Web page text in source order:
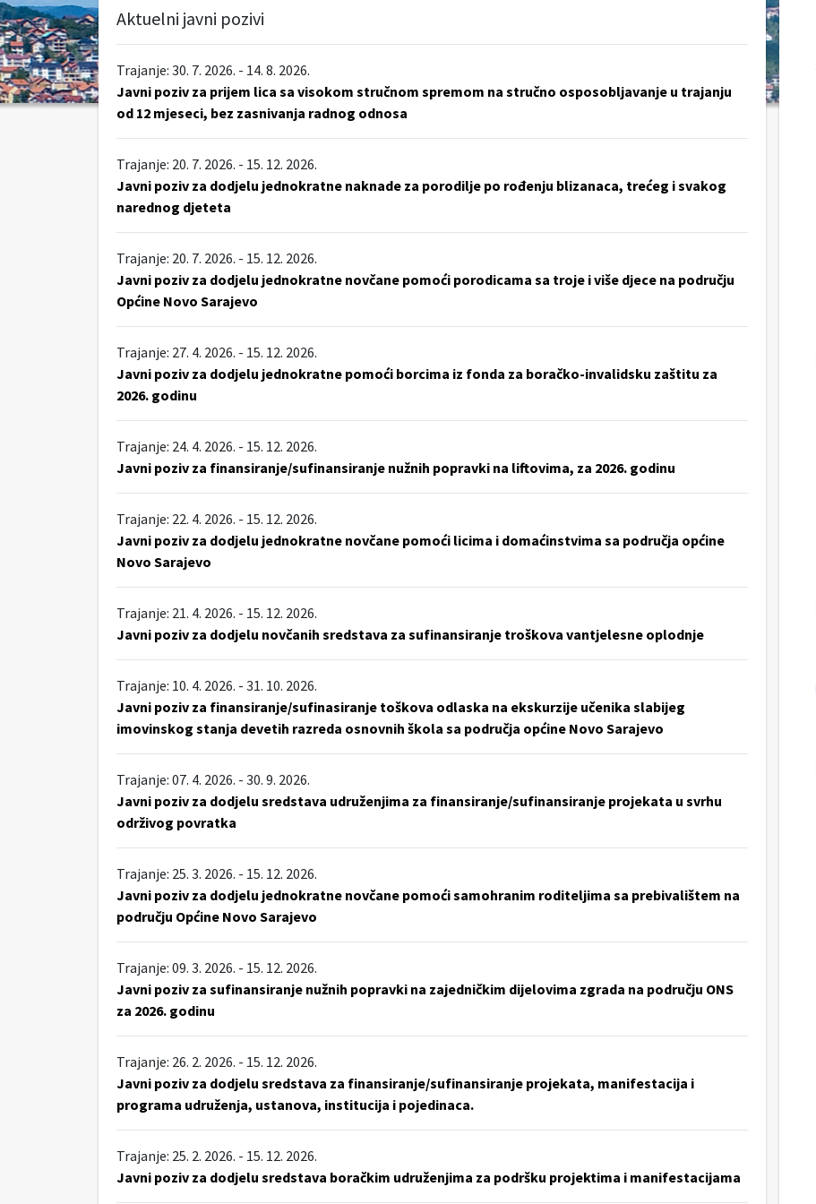
Aktuelni javni pozivi
Trajanje: 30. 7. 2026. - 14. 8. 2026.
Javni poziv za prijem lica sa visokom stručnom spremom na stručno osposobljavanje u trajanju
od 12 mjeseci, bez zasnivanja radnog odnosa
Trajanje: 20. 7. 2026. - 15. 12. 2026.
Javni poziv za dodjelu jednokratne naknade za porodilje po rođenju blizanaca, trećeg i svakog
narednog djeteta
Trajanje: 20. 7. 2026. - 15. 12. 2026.
Javni poziv za dodjelu jednokratne novčane pomoći porodicama sa troje i više djece na području
Općine Novo Sarajevo
Trajanje: 27. 4. 2026. - 15. 12. 2026.
Javni poziv za dodjelu jednokratne pomoći borcima iz fonda za boračko-invalidsku zaštitu za
2026. godinu
Trajanje: 24. 4. 2026. - 15. 12. 2026.
Javni poziv za finansiranje/sufinansiranje nužnih popravki na liftovima, za 2026. godinu
Trajanje: 22. 4. 2026. - 15. 12. 2026.
Javni poziv za dodjelu jednokratne novčane pomoći licima i domaćinstvima sa područja općine
Novo Sarajevo
Trajanje: 21. 4. 2026. - 15. 12. 2026.
Javni poziv za dodjelu novčanih sredstava za sufinansiranje troškova vantjelesne oplodnje
Trajanje: 10. 4. 2026. - 31. 10. 2026.
Javni poziv za finansiranje/sufinasiranje toškova odlaska na ekskurzije učenika slabijeg
imovinskog stanja devetih razreda osnovnih škola sa područja općine Novo Sarajevo
Trajanje: 07. 4. 2026. - 30. 9. 2026.
Javni poziv za dodjelu sredstava udruženjima za finansiranje/sufinansiranje projekata u svrhu
održivog povratka
Trajanje: 25. 3. 2026. - 15. 12. 2026.
Javni poziv za dodjelu jednokratne novčane pomoći samohranim roditeljima sa prebivalištem na
području Općine Novo Sarajevo
Trajanje: 09. 3. 2026. - 15. 12. 2026.
Javni poziv za sufinansiranje nužnih popravki na zajedničkim dijelovima zgrada na području ONS
za 2026. godinu
Trajanje: 26. 2. 2026. - 15. 12. 2026.
Javni poziv za dodjelu sredstava za finansiranje/sufinansiranje projekata, manifestacija i
programa udruženja, ustanova, institucija i pojedinaca.
Trajanje: 25. 2. 2026. - 15. 12. 2026.
Javni poziv za dodjelu sredstava boračkim udruženjima za podršku projektima i manifestacijama